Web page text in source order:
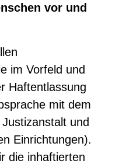
vor und
im Vorfeld und
Haftentlassung
mit dem
und
Einrichtungen).
die inhaftierten